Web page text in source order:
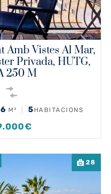
Amb Vistes Al Mar,
Privada, HUTG,
250 M
M² 5 HABITACIONS
28